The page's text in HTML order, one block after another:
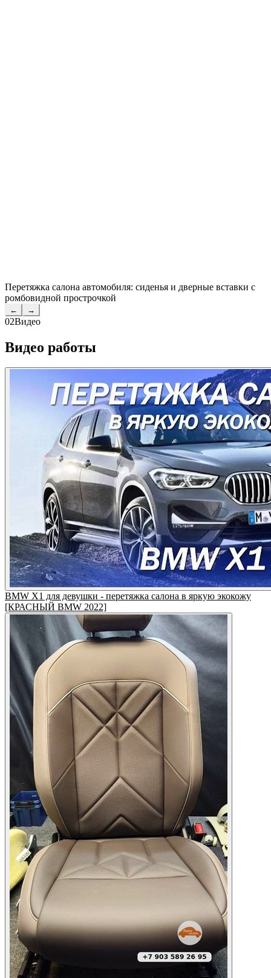
Перетяжка салона автомобиля: сиденья и дверные вставки с
ромбовидной прострочкой
← →
02Видео
Видео работы
BMW X1 для девушки - перетяжка салона в яркую экокожу
[КРАСНЫЙ BMW 2022]